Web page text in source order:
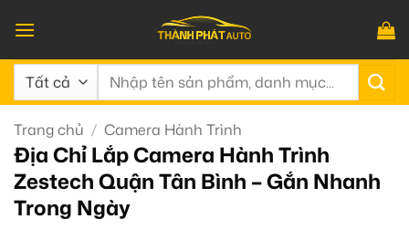
qua
nội
dung
Tìm
Trang chủ / Camera Hành Trình
Địa Chỉ Lắp Camera Hành Trình
Zestech Quận Tân Bình – Gắn Nhanh
Trong Ngày